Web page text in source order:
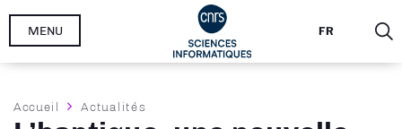
Aller
FR
MENU
Fil
Accueil Actualités